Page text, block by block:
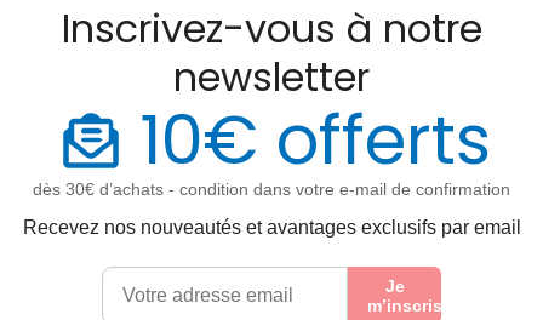
Inscrivez-vous à notre
newsletter
10€ offerts
dès 30€ d’achats - condition dans votre e-mail de confirmation
Recevez nos nouveautés et avantages exclusifs par email
Je
m’inscris